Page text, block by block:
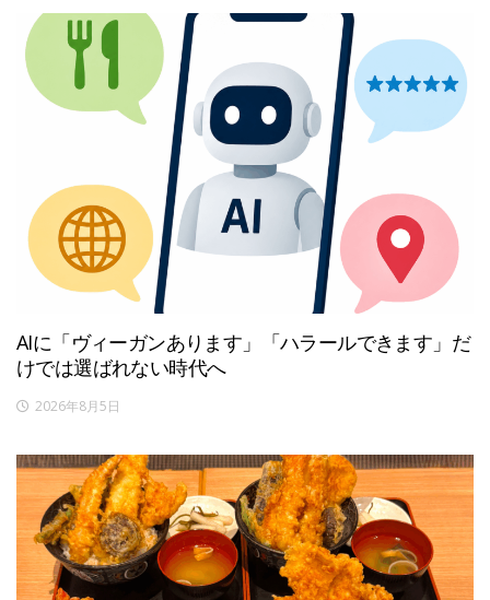
AIに「ヴィーガンあります」「ハラールできます」だ
けでは選ばれない時代へ
2026年8月5日